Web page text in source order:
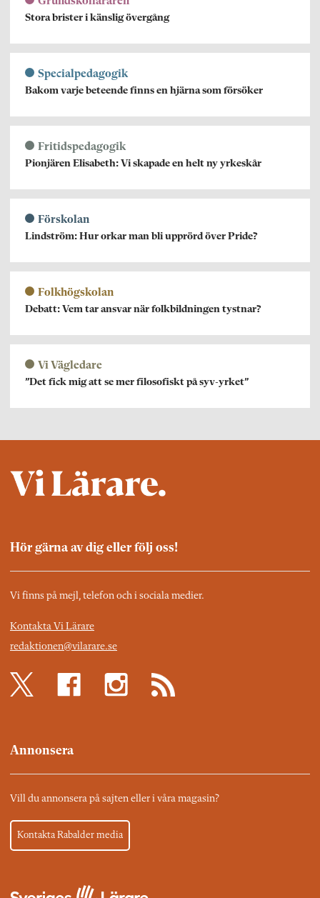
Stora brister i känslig övergång
Specialpedagogik
Bakom varje beteende finns en hjärna som försöker
Fritidspedagogik
Pionjären Elisabeth: Vi skapade en helt ny yrkeskår
Förskolan
Lindström: Hur orkar man bli upprörd över Pride?
Folkhögskolan
Debatt: Vem tar ansvar när folkbildningen tystnar?
Vi Vägledare
”Det fick mig att se mer filosofiskt på syv-yrket”
Hör gärna av dig eller följ oss!
Vi finns på mejl, telefon och i sociala medier.
Kontakta Vi Lärare
redaktionen@vilarare.se
Annonsera
Vill du annonsera på sajten eller i våra magasin?
Kontakta Rabalder media